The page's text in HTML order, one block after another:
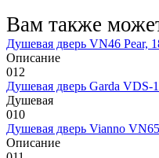
Вам также
Душевая дверь VN46 Pear,
Описание
012
Душевая дверь Garda
Душевая
010
Душевая дверь Vianno
Описание